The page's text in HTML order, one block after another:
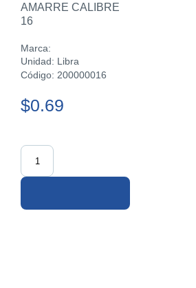
AMARRE CALIBRE
16
Marca:
Unidad: Libra
Código: 200000016
$0.69